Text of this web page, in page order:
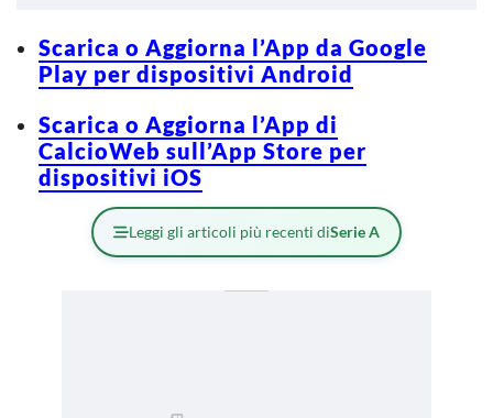
Scarica o Aggiorna l’App da Google
Play per dispositivi Android
Scarica o Aggiorna l’App di
CalcioWeb sull’App Store per
dispositivi iOS
Leggi gli articoli più recenti diSerie A